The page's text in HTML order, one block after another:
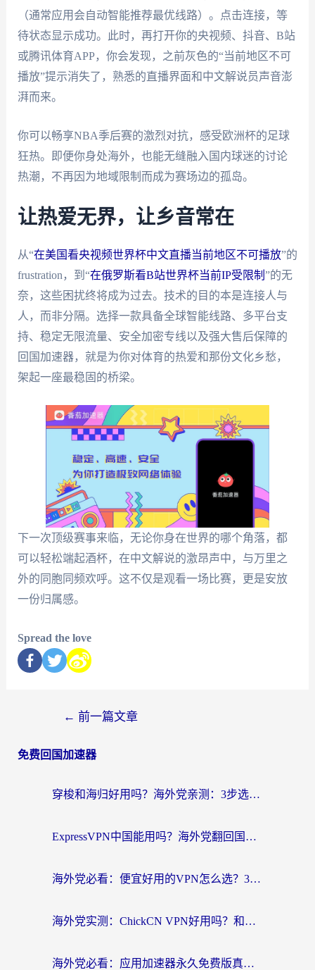
（通常应用会自动智能推荐最优线路）。点击连接，等
待状态显示成功。此时，再打开你的央视频、抖音、B站
或腾讯体育APP，你会发现，之前灰色的“当前地区不可
播放”提示消失了，熟悉的直播界面和中文解说员声音澎
湃而来。
你可以畅享NBA季后赛的激烈对抗，感受欧洲杯的足球
狂热。即便你身处海外，也能无缝融入国内球迷的讨论
热潮，不再因为地域限制而成为赛场边的孤岛。
让热爱无界，让乡音常在
从“在美国看央视频世界杯中文直播当前地区不可播放”的
frustration，到“在俄罗斯看B站世界杯当前IP受限制 ”的无
奈，这些困扰终将成为过去。技术的目的本是连接人与
人，而非分隔。选择一款具备全球智能线路、多平台支
持、稳定无限流量、安全加密专线以及强大售后保障的
回国加速器，就是为你对体育的热爱和那份文化乡愁，
架起一座最稳固的桥梁。
下一次顶级赛事来临，无论你身在世界的哪个角落，都
可以轻松端起酒杯，在中文解说的激昂声中，与万里之
外的同胞同频欢呼。这不仅是观看一场比赛，更是安放
一份归属感。
Spread the love
← 前一篇文章
免费回国加速器
穿梭和海归好用吗？海外党亲测：3步选对回国加速器，无缝刷国内剧玩手游
ExpressVPN中国能用吗？海外党翻回国内的加速器选择指南（附番茄加速器实测）
海外党必看：便宜好用的VPN怎么选？3步解决回国访问难题+Steam改区技巧
海外党实测：ChickCN VPN好用吗？和OurPlay VPN对比哪个回国效果更好？附避坑指南
海外党必看：应用加速器永久免费版真的靠谱吗？教你选对回国加速器无缝刷国内资源